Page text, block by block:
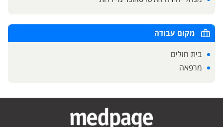
מקום עבודה
בית חולים
מרפאה